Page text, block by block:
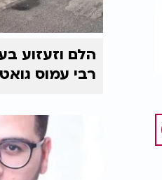
הלם וזעזוע
רבי עמוס